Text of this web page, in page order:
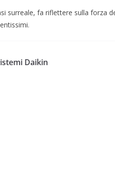
surreale, fa riflettere sulla forza
Daikin